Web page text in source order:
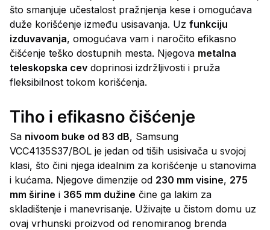
što smanjuje učestalost pražnjenja kese i omogućava
duže korišćenje između usisavanja. Uz funkciju
izduvavanja, omogućava vam i naročito efikasno
čišćenje teško dostupnih mesta. Njegova metalna
teleskopska cev doprinosi izdržljivosti i pruža
fleksibilnost tokom korišćenja.
Tiho i efikasno čišćenje
Sa nivoom buke od 83 dB, Samsung
VCC4135S37/BOL je jedan od tiših usisivača u svojoj
klasi, što čini njega idealnim za korišćenje u stanovima
i kućama. Njegove dimenzije od 230 mm visine, 275
mm širine i 365 mm dužine čine ga lakim za
skladištenje i manevrisanje. Uživajte u čistom domu uz
ovaj vrhunski proizvod od renomiranog brenda